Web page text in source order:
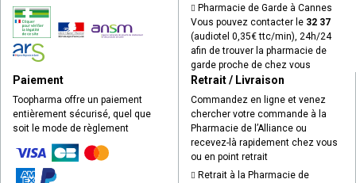
Pharmacie de Garde à Cannes
Vous pouvez contacter le 32 37
(audiotel 0,35€ ttc/min), 24h/24
afin de trouver la pharmacie de
garde proche de chez vous
Paiement
Toopharma offre un paiement
entièrement sécurisé, quel que
soit le mode de règlement
Retrait / Livraison
Commandez en ligne et venez
chercher votre commande à la
Pharmacie de l’Alliance ou
recevez-là rapidement chez vous
ou en point retrait
Retrait à la Pharmacie de